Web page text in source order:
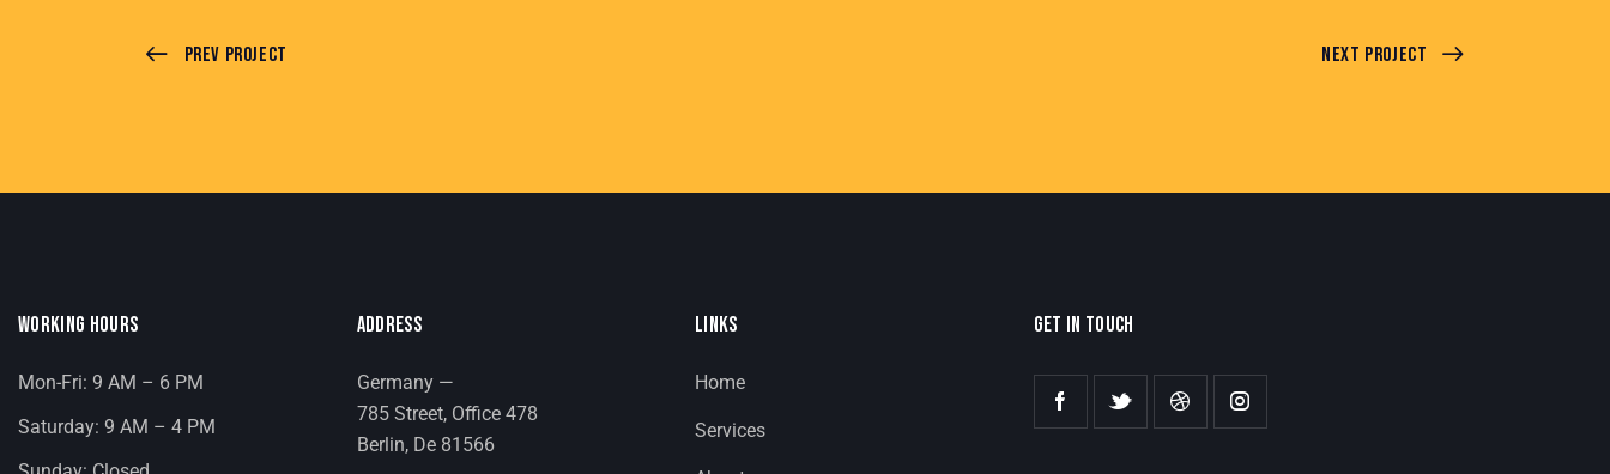
Prev Project Next Project
WORKING HOURS
Mon-Fri: 9 AM – 6 PM
Saturday: 9 AM – 4 PM
ADDRESS
Germany —
785 Street, Office 478
Berlin, De 81566
LINKS
Home
Services
GET IN TOUCH